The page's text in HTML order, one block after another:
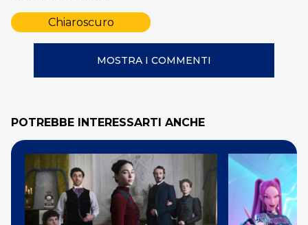
Chiaroscuro
MOSTRA I COMMENTI
POTREBBE INTERESSARTI ANCHE